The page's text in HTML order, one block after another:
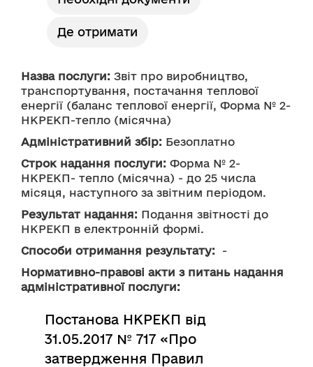
Де отримати
Назва послуги: Звіт про виробництво,
транспортування, постачання теплової
енергії (баланс теплової енергії, Форма № 2-
НКРЕКП-тепло (місячна)
Адміністративний збір: Безоплатно
Строк надання послуги: Форма № 2-
НКРЕКП- тепло (місячна) - до 25 числа
місяця, наступного за звітним періодом.
Результат надання: Подання звітності до
НКРЕКП в електронній формі.
Способи отримання результату:
  -
Нормативно-правові акти з питань надання
адміністративної послуги:
Постанова НКРЕКП від
31.05.2017 № 717 «Про
затвердження Правил